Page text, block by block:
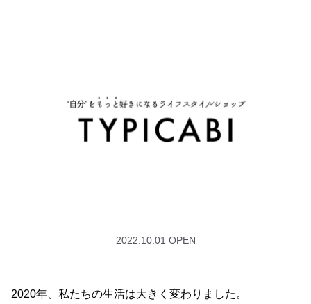
2022.10.01 OPEN
2020年、私たちの生活は大きく変わりました。